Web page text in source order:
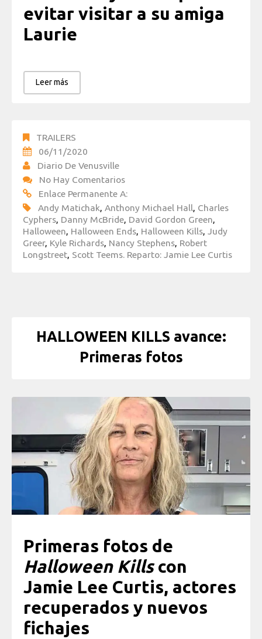
evitar visitar a su amiga
Laurie
Leer más
TRAILERS
06/11/2020
Diario De Venusville
No Hay Comentarios
Enlace Permanente A:
Andy Matichak, Anthony Michael Hall, Charles
Cyphers, Danny McBride, David Gordon Green,
Halloween, Halloween Ends, Halloween Kills, Judy
Greer, Kyle Richards, Nancy Stephens, Robert
Longstreet, Scott Teems. Reparto: Jamie Lee Curtis
HALLOWEEN KILLS avance:
Primeras fotos
Primeras fotos de
Halloween Killscon
Jamie Lee Curtis, actores
recuperados y nuevos
fichajes